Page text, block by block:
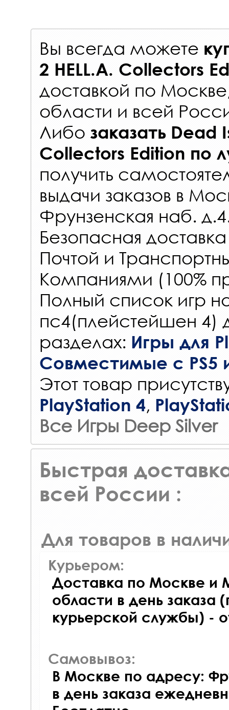
Вы всегда можете
2 HELL.A. Collectors
доставкой по
области и всей
Либо заказать Dead
Collectors Edition по
получить
выдачи заказов в
Фрунзенская наб.
Безопасная
Почтой и
Компаниями (100%
Полный список игр
пс4(плейстейшен 4)
разделах: Игры для
Совместимые с PS5
Этот товар
PlayStation 4,
Все Игры Deep Silver
Быстрая
всей России :
Для товаров в
Курьером:
Доставка по Москве и
области в день заказа
курьерской службы) -
Самовывоз:
В Москве по адресу:
в день заказа